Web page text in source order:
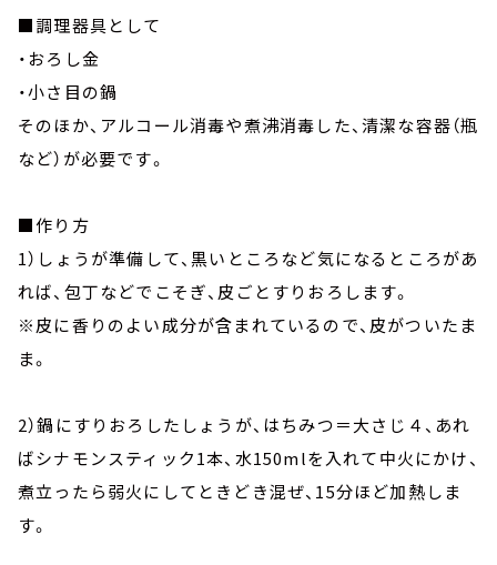
■調理器具として
・おろし金
・小さ目の鍋
そのほか、アルコール消毒や煮沸消毒した、清潔な容器（瓶
など）が必要です。
■作り方
1）しょうが準備して、黒いところなど気になるところがあ
れば、包丁などでこそぎ、皮ごとすりおろします。
※皮に香りのよい成分が含まれているので、皮がついたま
ま。
2）鍋にすりおろしたしょうが、はちみつ＝大さじ４、あれ
ばシナモンスティック1本、水150mlを入れて中火にかけ、
煮立ったら弱火にしてときどき混ぜ、15分ほど加熱しま
す。